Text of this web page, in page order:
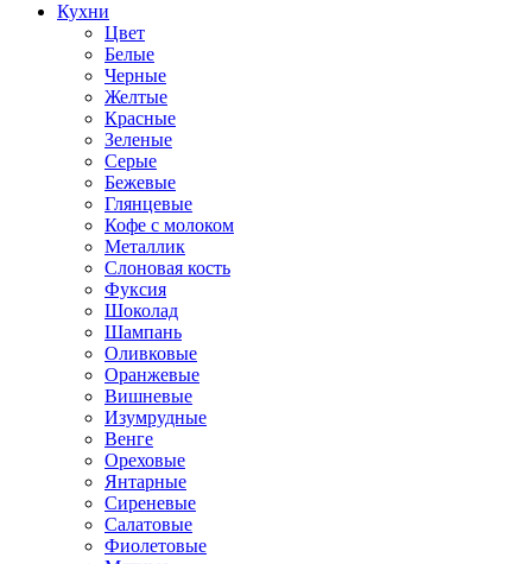
Кухни
Цвет
Белые
Черные
Желтые
Красные
Зеленые
Серые
Бежевые
Глянцевые
Кофе с молоком
Металлик
Слоновая кость
Фуксия
Шоколад
Шампань
Оливковые
Оранжевые
Вишневые
Изумрудные
Венге
Ореховые
Янтарные
Сиреневые
Салатовые
Фиолетовые